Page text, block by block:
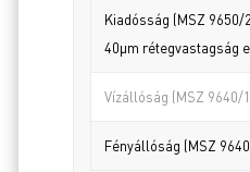
Kiadósság (MSZ 9650/
40µm rétegvastagság
Vízállóság (MSZ 9640/
Fényállóság (MSZ